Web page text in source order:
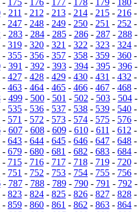
- 211 - 212 - 213- 214- 215- 216-
- 247 - 248 - 249 - 250 - 251 - 252 -
- 283- 284- 285- 286- 287- 288-
- 319 - 320 - 321 - 322 - 323 - 324 -
- 355 - 356 - 357 - 358 - 359 - 360 -
- 391 - 392 - 393- 394- 395- 396-
- 427 - 428 - 429 - 430 - 431 - 432 -
- 463 - 464 - 465 - 466 - 467 - 468 -
- 499- 500- 501 - 502 - 503- 504-
- 535 - 536 - 537 - 538 - 539 - 540 -
- 571 - 572 - 573 - 574 - 575 - 576 -
- 607- 608- 609- 610- 611 - 612 -
- 643 - 644 - 645 - 646 - 647 - 648 -
- 679 - 680 - 681 - 682 - 683 - 684 -
- 715- 716- 717- 718- 719- 720-
- 751 - 752 - 753 - 754 - 755 - 756 -
- 787- 788- 789- 790- 791 - 792 -
- 823 - 824 - 825 - 826 - 827 - 828 -
- 859 - 860 - 861 - 862 - 863 - 864 -